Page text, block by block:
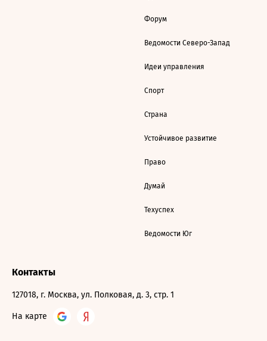
Форум
Ведомости Северо-Запад
Идеи управления
Спорт
Страна
Устойчивое развитие
Право
Думай
Техуспех
Ведомости Юг
Контакты
127018, г. Москва, ул. Полковая, д. 3, стр. 1
На карте